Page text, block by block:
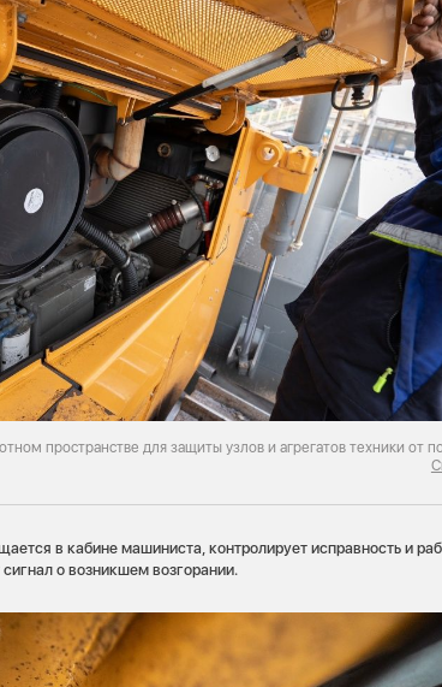
пространстве для защиты узлов и агрегатов техники от
в кабине машиниста, контролирует исправность и
о возникшем возгорании.